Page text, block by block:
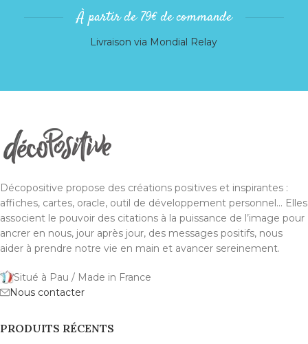
À partir de 79€ de commande
Livraison via Mondial Relay
Décopositive propose des créations positives et inspirantes :
affiches, cartes, oracle, outil de développement personnel... Elles
associent le pouvoir des citations à la puissance de l’image pour
ancrer en nous, jour après jour, des messages positifs, nous
aider à prendre notre vie en main et avancer sereinement.
Situé à Pau / Made in France
Nous contacter
PRODUITS RÉCENTS